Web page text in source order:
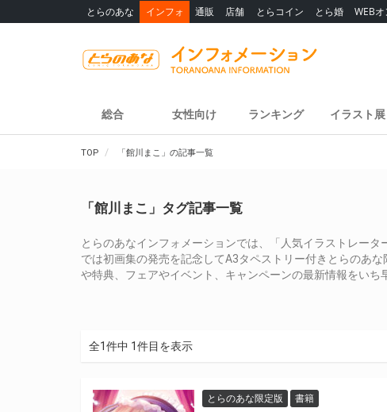
とらのあな インフォ 通販 店舗 とらコイン とら婚 WEB
総合 女性向け ランキング イラスト展
TOP 「館川まこ」の記事一覧
「館川まこ」タグ記事一覧
とらのあなインフォメーションでは、「人気イラストレー
では初画集の発売を記念してA3タペストリー付きとらのあ
や特典、フェアやイベント、キャンペーンの最新情報をいち
全1件中 1件目を表示
とらのあな限定版 書籍